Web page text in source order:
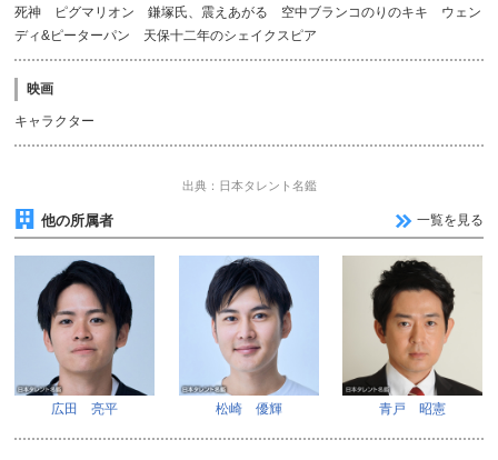
死神 ピグマリオン 鎌塚氏、震えあがる 空中ブランコのりのキキ ウェン
ディ&ピーターパン 天保十二年のシェイクスピア
映画
キャラクター
出典：日本タレント名鑑
他の所属者 一覧を見る
広田 亮平 松崎 優輝 青戸 昭憲